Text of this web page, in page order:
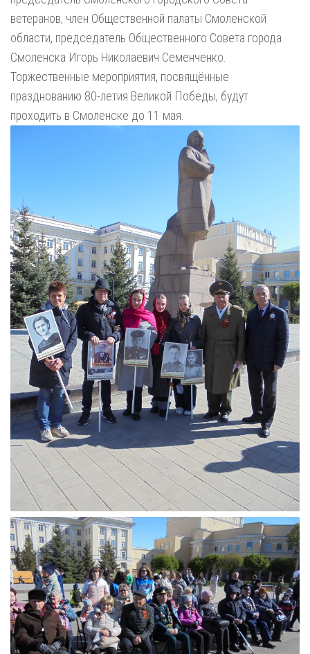
ветеранов, член Общественной палаты Смоленской
области, председатель Общественного Совета города
Смоленска Игорь Николаевич Семенченко.
Торжественные мероприятия, посвящённые
празднованию 80-летия Великой Победы, будут
проходить в Смоленске до 11 мая.